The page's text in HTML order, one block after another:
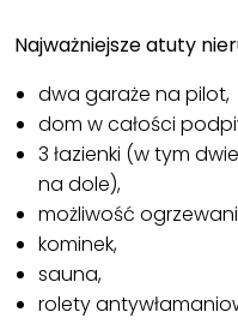
Najważniejsze atuty
dwa garaże na pilot,
dom w całości
3 łazienki (w tym
na dole),
możliwość
kominek,
sauna,
rolety